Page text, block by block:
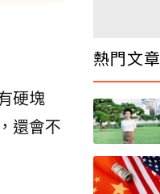
硬塊
還會不
熱門文章